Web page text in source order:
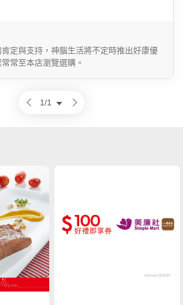
定與支持，神腦生活將不定時推出好康優
常至本店瀏覽選購。
1/1